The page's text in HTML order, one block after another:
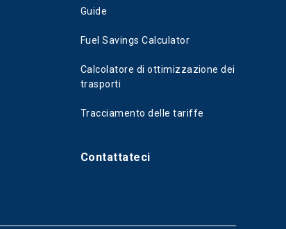
Guide
Fuel Savings Calculator
Calcolatore di ottimizzazione dei
trasporti
Tracciamento delle tariffe
Contattateci